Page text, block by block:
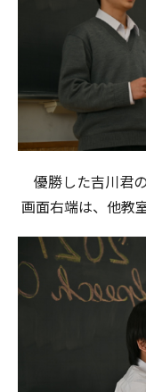
優勝した吉川君
画面右端は、他教